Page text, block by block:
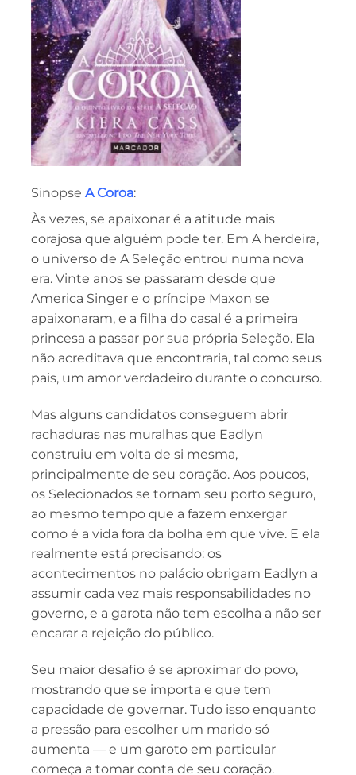
Sinopse A Coroa:
Às vezes, se apaixonar é a atitude mais
corajosa que alguém pode ter. Em A herdeira,
o universo de A Seleção entrou numa nova
era. Vinte anos se passaram desde que
America Singer e o príncipe Maxon se
apaixonaram, e a filha do casal é a primeira
princesa a passar por sua própria Seleção. Ela
não acreditava que encontraria, tal como seus
pais, um amor verdadeiro durante o concurso.
Mas alguns candidatos conseguem abrir
rachaduras nas muralhas que Eadlyn
construiu em volta de si mesma,
principalmente de seu coração. Aos poucos,
os Selecionados se tornam seu porto seguro,
ao mesmo tempo que a fazem enxergar
como é a vida fora da bolha em que vive. E ela
realmente está precisando: os
acontecimentos no palácio obrigam Eadlyn a
assumir cada vez mais responsabilidades no
governo, e a garota não tem escolha a não ser
encarar a rejeição do público.
Seu maior desafio é se aproximar do povo,
mostrando que se importa e que tem
capacidade de governar. Tudo isso enquanto
a pressão para escolher um marido só
aumenta ― e um garoto em particular
começa a tomar conta de seu coração.